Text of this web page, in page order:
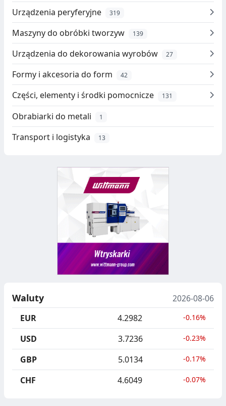
Urządzenia peryferyjne 319
Maszyny do obróbki tworzyw 139
Urządzenia do dekorowania wyrobów 27
Formy i akcesoria do form 42
Części, elementy i środki pomocnicze 131
Obrabiarki do metali 1
Transport i logistyka 13
Waluty
2026-08-06
EUR
4.2982 -0.16%
USD 3.7236 -0.23%
GBP 5.0134 -0.17%
CHF 4.6049 -0.07%